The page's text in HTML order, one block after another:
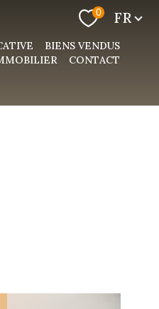
0 Langue
FR
BIENS VENDUS
CONTACT